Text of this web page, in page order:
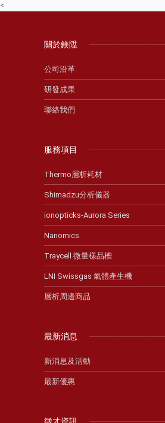
<
關於鎂陞
公司沿革
研發成果
聯絡我們
服務項目
Thermo層析耗材
Shimadzu分析儀器
ionopticks-Aurora Series
Nanomics
Traycell 微量樣品槽
LNI Swissgas 氣體產生機
層析周邊商品
最新消息
新消息及活動
最新優惠